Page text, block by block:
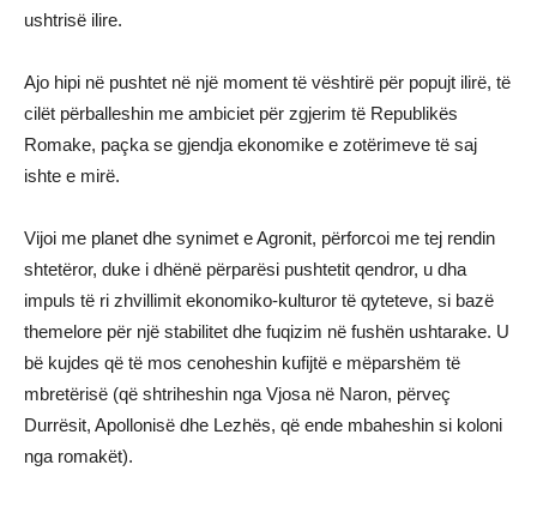
ushtrisë ilire.
Ajo hipi në pushtet në një moment të vështirë për popujt ilirë, të
cilët përballeshin me ambiciet për zgjerim të Republikës
Romake, paçka se gjendja ekonomike e zotërimeve të saj
ishte e mirë.
Vijoi me planet dhe synimet e Agronit, përforcoi me tej rendin
shtetëror, duke i dhënë përparësi pushtetit qendror, u dha
impuls të ri zhvillimit ekonomiko-kulturor të qyteteve, si bazë
themelore për një stabilitet dhe fuqizim në fushën ushtarake. U
bë kujdes që të mos cenoheshin kufijtë e mëparshëm të
mbretërisë (që shtriheshin nga Vjosa në Naron, përveç
Durrësit, Apollonisë dhe Lezhës, që ende mbaheshin si koloni
nga romakët).